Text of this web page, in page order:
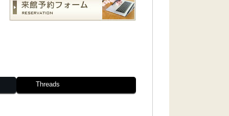
Threads